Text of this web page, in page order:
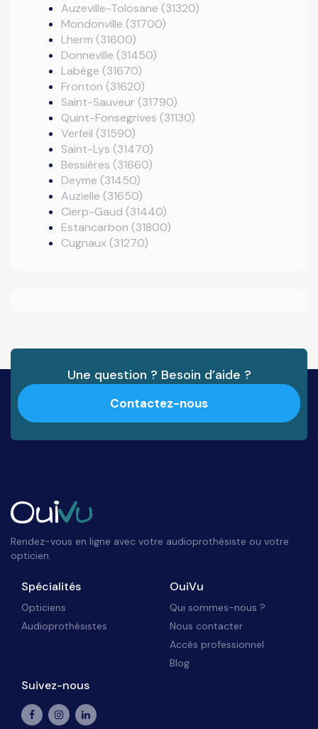
Auzeville-Tolosane (31320)
Mondonville (31700)
Lherm (31600)
Donneville (31450)
Labège (31670)
Fronton (31620)
Saint-Sauveur (31790)
Quint-Fonsegrives (31130)
Verfeil (31590)
Saint-Lys (31470)
Bessières (31660)
Deyme (31450)
Auzielle (31650)
Cierp-Gaud (31440)
Estancarbon (31800)
Cugnaux (31270)
Une question ? Besoin d’aide ?
Contactez-nous
Rendez-vous en ligne avec votre audioprothésiste ou votre
opticien.
Spécialités
Opticiens
Audioprothésistes
OuiVu
Qui sommes-nous ?
Nous contacter
Accès professionnel
Blog
Suivez-nous